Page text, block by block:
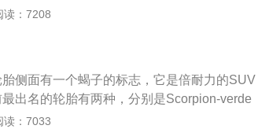
纹，两种轮胎的设计不同，特性也不同。两
位胎面设计，能有效降低其内部的噪音，提
season同样是一款绿色环保型SUV轮胎，
料，大大降低轮胎行驶的滚动阻力，胎噪也
驾乘感受。
读：7208
侧面有一个蝎子的标志，它是倍耐力的SUV
出名的轮胎有两种，分别是Scorpion-verde
纹，两种轮胎的设计不同，特性也不同。两
读：7033